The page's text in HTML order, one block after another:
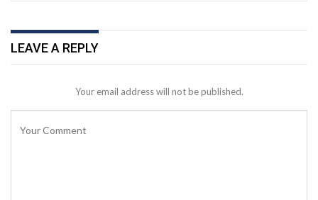
LEAVE A REPLY
Your email address will not be published.